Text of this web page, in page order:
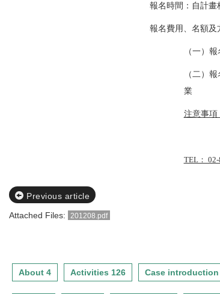
報名時間：自計畫
報名費用、名額及
（一）
（二）
業
注意事項
TEL：
Previous article
Attached Files:
201208.pdf
About 4 Activities 126 Case introduction